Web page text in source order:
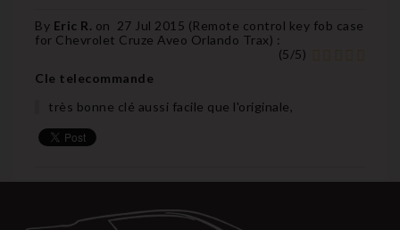
By Eric R. on 27 Jul 2015 (Remote control key fob case
for Chevrolet Cruze Aveo Orlando Trax) :
(5/5)
Cle telecommande
très bonne clé aussi facile que l'originale,